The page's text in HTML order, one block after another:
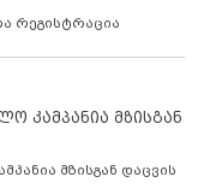
რეგისტრაცია
კამპანია მზისგან
მზისგან დაცვის